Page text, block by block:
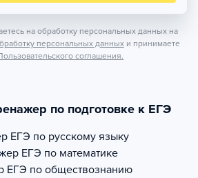
на обработку персональных данных на
персональных данных и принимаете
соглашения.
по подготовке к ЕГЭ
ЕГЭ по русскому языку
ЕГЭ по математике
ЕГЭ по обществознанию